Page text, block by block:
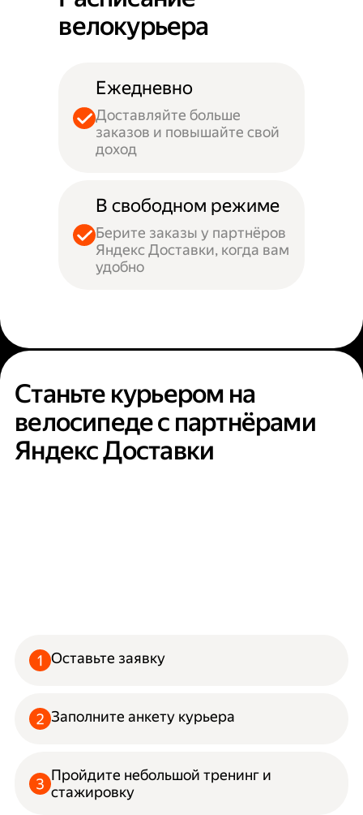
велокурьера
Ежедневно
Доставляйте больше
заказов и повышайте свой
доход
В свободном режиме
Берите заказы у партнёров
Яндекс Доставки, когда вам
удобно
Станьте курьером на
велосипеде с партнёрами
Яндекс Доставки
Оставьте заявку
Заполните анкету курьера
Пройдите небольшой тренинг и
стажировку